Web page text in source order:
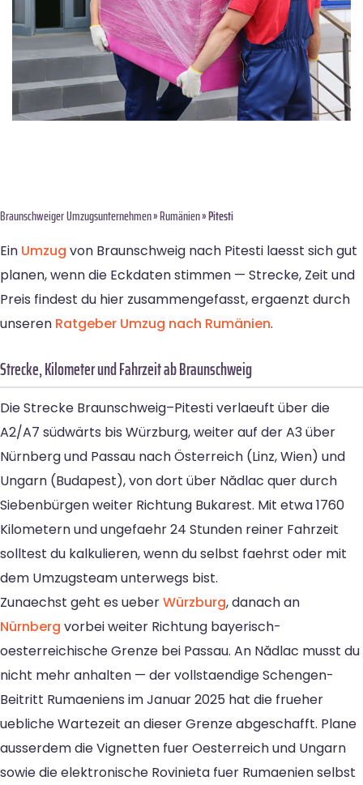
Braunschweiger Umzugsunternehmen»Rumänien» Pitesti
Ein Umzug von Braunschweig nach Pitesti laesst sich gut
planen, wenn die Eckdaten stimmen — Strecke, Zeit und
Preis findest du hier zusammengefasst, ergaenzt durch
unseren Ratgeber Umzug nach Rumänien.
Strecke, Kilometer und Fahrzeit ab Braunschweig
Die Strecke Braunschweig–Pitesti verlaeuft über die
A2/A7 südwärts bis Würzburg, weiter auf der A3 über
Nürnberg und Passau nach Österreich (Linz, Wien) und
Ungarn (Budapest), von dort über Nădlac quer durch
Siebenbürgen weiter Richtung Bukarest. Mit etwa 1760
Kilometern und ungefaehr 24 Stunden reiner Fahrzeit
solltest du kalkulieren, wenn du selbst faehrst oder mit
dem Umzugsteam unterwegs bist.
Zunaechst geht es ueberWürzburg, danach an
Nürnberg vorbei weiter Richtung bayerisch-
oesterreichische Grenze bei Passau. An Nădlac musst du
nicht mehr anhalten — der vollstaendige Schengen-
Beitritt Rumaeniens im Januar 2025 hat die frueher
uebliche Wartezeit an dieser Grenze abgeschafft. Plane
ausserdem die Vignetten fuer Oesterreich und Ungarn
sowie die elektronische Rovinieta fuer Rumaenien selbst